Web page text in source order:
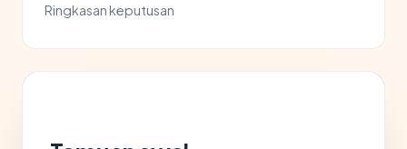
Ringkasan keputusan